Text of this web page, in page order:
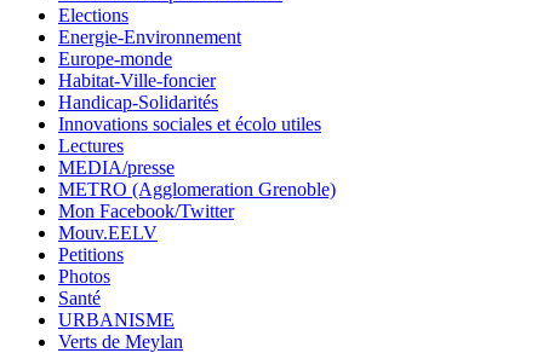
Elections
Energie-Environnement
Europe-monde
Habitat-Ville-foncier
Handicap-Solidarités
Innovations sociales et écolo utiles
Lectures
MEDIA/presse
METRO (Agglomeration Grenoble)
Mon Facebook/Twitter
Mouv.EELV
Petitions
Photos
Santé
URBANISME
Verts de Meylan